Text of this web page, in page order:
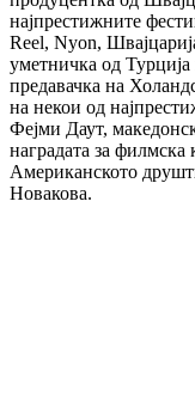
најпрестижните
Reel, Nyon,
уметничка од
предавачка на
на некои од
Фејми Даут,
наградата за
Американското
Новакова.